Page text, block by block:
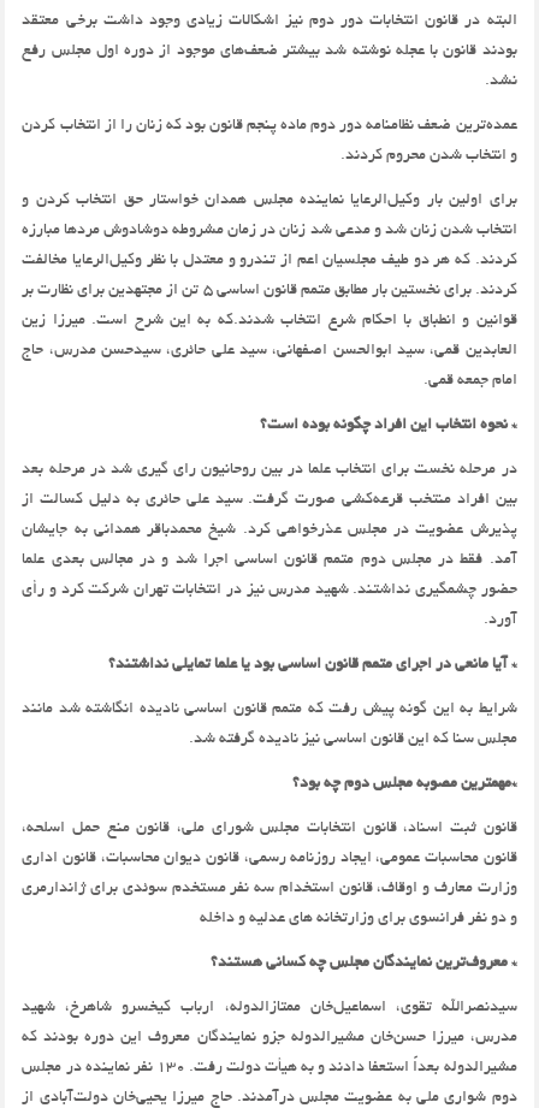
البته در قانون انتخابات دور دوم نیز اشکالات زیادی وجود داشت برخی معتقد
بودند قانون با عجله نوشته شد بیشتر ضعف‌های موجود از دوره اول مجلس رفع
نشد.
عمده‌ترین ضعف نظامنامه دور دوم ماده پنجم قانون بود که زنان را از انتخاب کردن
و انتخاب شدن محروم کردند.
برای اولین بار وکیل‌الرعایا نماینده مجلس همدان خواستار حق انتخاب کردن و
انتخاب شدن زنان شد و مدعی شد زنان در زمان مشروطه دوشادوش مردها مبارزه
کردند. که هر دو طیف مجلسیان اعم از تندرو و معتدل با نظر وکیل‌الرعایا مخالفت
کردند. برای نخستین بار مطابق متمم قانون اساسی 5 تن از مجتهدین برای نظارت بر
قوانین و انطباق با احکام شرع انتخاب شدند.که به این شرح است. میرزا زین
العابدین قمی، سید ابوالحسن اصفهانی، سید علی حائری، سیدحسن مدرس، حاج
امام جمعه قمی.
* نحوه انتخاب این افراد چگونه بوده است؟
در مرحله نخست برای انتخاب علما در بین روحانیون رای گیری شد در مرحله بعد
بین افراد منتخب قرعه‌کشی صورت گرفت. سید علی حائری به دلیل کسالت از
پذیرش عضویت در مجلس عذرخواهی کرد. شیخ محمدباقر همدانی به جایشان
آمد. فقط در مجلس دوم متمم قانون اساسی اجرا شد و در مجالس بعدی علما
حضور چشمگیری نداشتند. شهید مدرس نیز در انتخابات تهران شرکت کرد و رأی
آورد.
* آیا مانعی در اجرای متمم قانون اساسی بود یا علما تمایلی نداشتند؟
شرایط به این گونه پیش رفت که متمم قانون اساسی نادیده انگاشته شد مانند
مجلس سنا که این قانون اساسی نیز نادیده گرفته شد.
*مهمترین مصوبه مجلس دوم چه بود؟
قانون ثبت اسناد، قانون انتخابات مجلس شورای ملی، قانون منع حمل اسلحه،
قانون محاسبات عمومی، ایجاد روزنامه رسمی، قانون دیوان محاسبات، قانون اداری
وزارت معارف و اوقاف، قانون استخدام سه نفر مستخدم سوئدی برای ژاندارمری
و دو نفر فرانسوی برای وزارتخانه های عدلیه و داخله
* معروف‌ترین نمایندگان مجلس چه کسانی هستند؟
سیدنصرالله تقوی، اسماعیل‌خان ممتاز‌الدوله، ارباب کیخسرو شاهرخ، شهید
مدرس، میرزا حسن‌خان مشیرالدوله جزو نمایندگان معروف این دوره بودند که
مشیر‌الدوله بعداً استعفا دادند و به هیأت دولت رفت. 130 نفر نماینده در مجلس
دوم شواری ملی به عضویت مجلس درآمدند. حاج میرزا یحیی‌خان دولت‌آبادی از